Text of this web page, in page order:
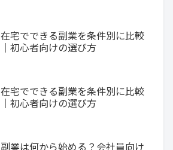
在宅でできる副業を条件別に比較
｜初心者向けの選び方
在宅でできる副業を条件別に比較
｜初心者向けの選び方
副業は何から始める？会社員向け